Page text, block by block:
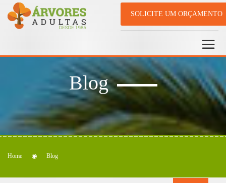
SOLICITE UM ORÇAMENTO
Blog
Home Blog